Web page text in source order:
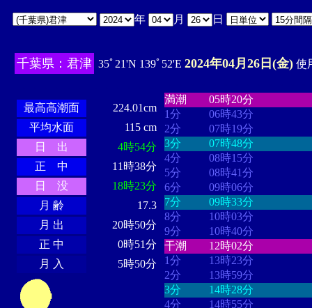
年 月 日
千葉県：君津 35ﾟ21'N 139ﾟ52'E 2024年04月26日(金) 使
最高高潮面
224.01cm
平均水面
115 cm
日 出
4時54分
正 中
11時38分
日 没
18時23分
月 齢
17.3
月 出
20時50分
正 中
0時51分
月 入
5時50分
満潮
05時20分
1分
06時43分
2分
07時19分
3分
07時48分
4分
08時15分
5分
08時41分
6分
09時06分
7分
09時33分
8分
10時03分
9分
10時40分
干潮
12時02分
1分
13時23分
2分
13時59分
3分
14時28分
4分
14時55分